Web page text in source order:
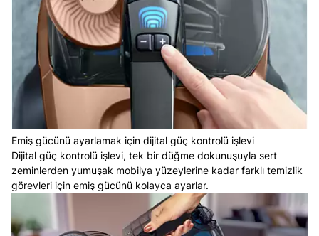
Emiş gücünü ayarlamak için dijital güç kontrolü işlevi
Dijital güç kontrolü işlevi, tek bir düğme dokunuşuyla sert
zeminlerden yumuşak mobilya yüzeylerine kadar farklı temizlik
görevleri için emiş gücünü kolayca ayarlar.